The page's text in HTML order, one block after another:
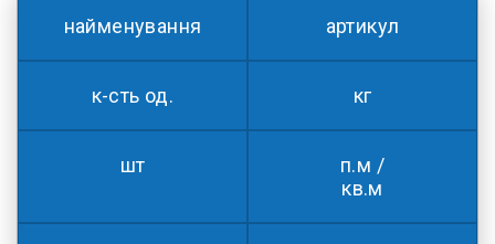
найменування артикул
к-сть од. кг
шт
п.м /
кв.м